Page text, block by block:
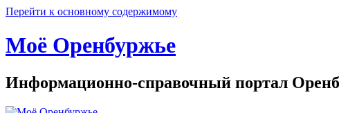
Перейти к основному содержимому
Моё Оренбуржье
Информационно-справочный портал